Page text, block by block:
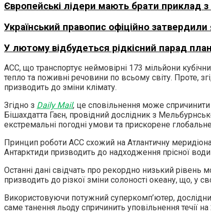
Європейські лідери мають брати приклад
Український правопис офіційно
У лютому відбудеться рідкісний парад
ACC, що транспортує неймовірні 173 мільйони
тепло та поживні речовини по всьому світу. Проте,
призводить до зміни клімату.
Згідно з Daily Mail, це сповільнення може
Бішахдатта Гаєн, провідний дослідник з
екстремальні погодні умови та прискорене
Принцип роботи ACC схожий на Атлантичну
Антарктиди призводить до надходження прісної
Останні дані свідчать про рекордно низький
призводить до різкої зміни солоності океану, що, у
Використовуючи потужний суперкомп’ютер,
саме танення льоду спричинить уповільнення течії